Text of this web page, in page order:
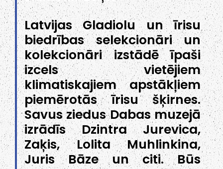
Latvijas Gladiolu un īrisu
biedrības selekcionāri un
kolekcionāri izstādē īpaši
izcels vietējiem
klimatiskajiem apstākļiem
piemērotās īrisu šķirnes.
Savus ziedus Dabas muzejā
izrādīs Dzintra Jurevica,
Zaķis, Lolita Muhlinkina,
Juris Bāze un citi. Būs